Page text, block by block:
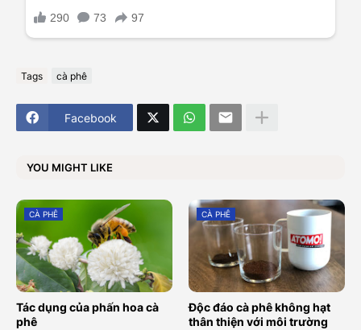
Tags cà phê
Facebook
YOU MIGHT LIKE
CÀ PHÊ
Tác dụng của phấn hoa cà
phê
CÀ PHÊ
Độc đáo cà phê không hạt
thân thiện với môi trường